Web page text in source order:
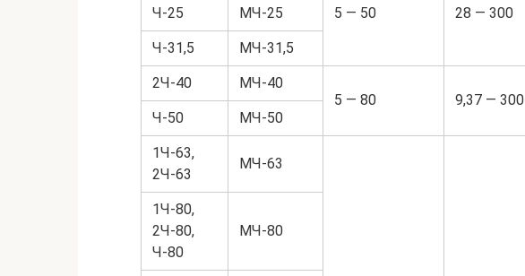
5 — 50 28 — 300
Ч-25 МЧ-25
Ч-31,5 МЧ-31,5
2Ч-40
МЧ-40
5 — 80
9,37 — 300
Ч-50 МЧ-50
1Ч-63,
2Ч-63
МЧ-63
1Ч-80,
2Ч-80,
Ч-80
МЧ-80